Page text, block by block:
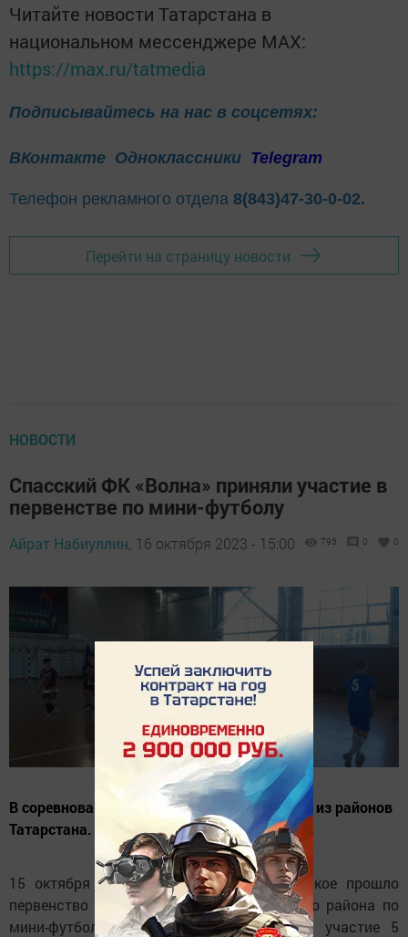
Читайте новости Татарстана в
национальном мессенджере MАХ:
https://max.ru/tatmedia
Подписывайтесь на нас в соцсетях:
ВКонтакте Одноклассники Telegram
Телефон рекламного отдела 8(843)47-30-0-02.
Перейти на страницу новости
НОВОСТИ
Спасский ФК «Волна» приняли участие в
первенстве по мини-футболу
Айрат Набиуллин, 16 октября 2023 - 15:00 795 0 0
В соревнованиях приняло участие 5 команд из районов
Татарстана.
15 октября 2023 года в п.г.т. Алексеевское прошло
первенство Алексеевского муниципального района по
мини-футболу. В соревнованиях приняло участие 5